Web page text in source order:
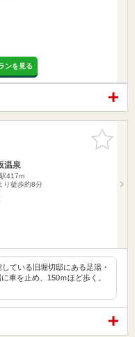
ンを見る
お気に入
りに追加
温泉
417m
り徒歩約8分
ている旧堀切邸にある足湯・
車を止め、150ｍほど歩く。